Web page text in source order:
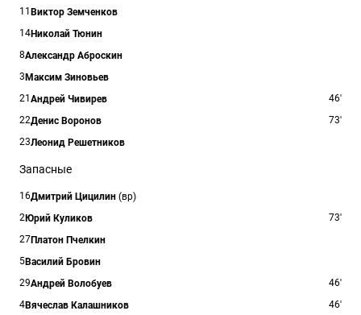
11 Виктор Земченков
14Николай Тюнин
8Александр Аброскин
3Максим Зиновьев
21 Андрей Чивирев
46'
22Денис Воронов
73'
23Леонид Решетников
Запасные
16Дмитрий Цицилин (вр)
2Юрий Куликов
73'
27Платон Пчелкин
5Василий Бровин
29Андрей Волобуев
46'
4Вячеслав Калашников
46'